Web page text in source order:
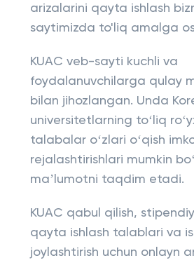
arizalarini qayta ishlash
saytimizda to'liq amalga
KUAC veb-sayti kuchli va
foydalanuvchilarga qulay
bilan jihozlangan. Unda
universitetlarning toʻliq
talabalar oʻzlari oʻqish
rejalashtirishlari mumkin
maʼlumotni taqdim etadi.
KUAC qabul qilish,
qayta ishlash talablari va
joylashtirish uchun onlayn